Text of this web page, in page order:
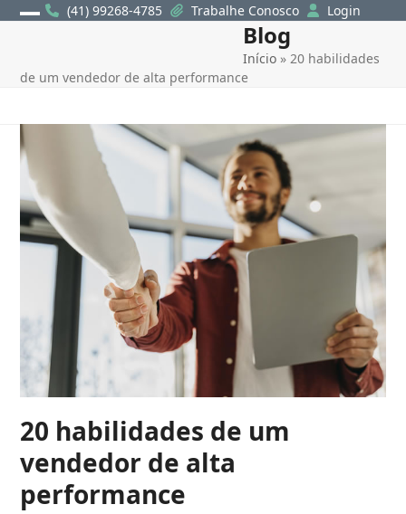
Skip
(41) 99268-4785 Trabalhe Conosco Login
Blog
Início »20 habilidades
de um vendedor de alta performance
20 habilidades de um
vendedor de alta
performance